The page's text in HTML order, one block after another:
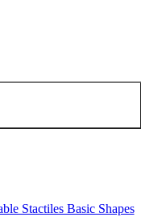
Stactiles Basic Shapes